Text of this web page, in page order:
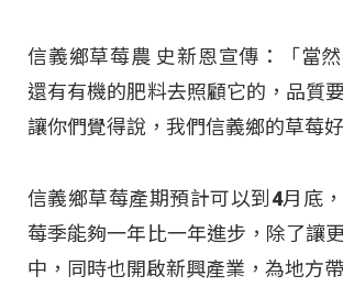
信義鄉草莓農 史新恩宣傳：「當
還有有機的肥料去照顧它的，品質
讓你們覺得說，我們信義鄉的草莓好
信義鄉草莓產期預計可以到4月底
莓季能夠一年比一年進步，除了讓
中，同時也開啟新興產業，為地方